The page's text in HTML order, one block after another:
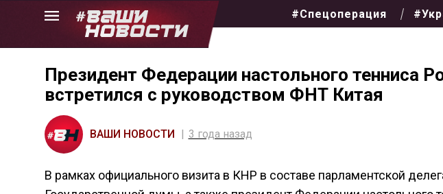
Skip
#Спецоперация
Президент Федерации настольного тенниса
встретился с руководством ФНТ Китая
ВАШИ НОВОСТИ 3 года назад
В рамках официального визита в КНР в составе парламентской